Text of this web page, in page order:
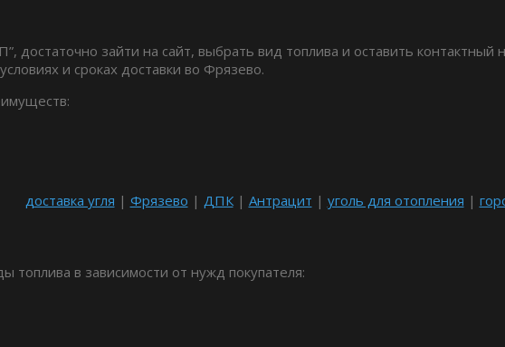
достаточно зайти на сайт, выбрать вид топлива и оставить
и сроках доставки во Фрязево.
доставка угля | Фрязево | ДПК| Антрацит | уголь для отопления |
в зависимости от нужд покупателя: